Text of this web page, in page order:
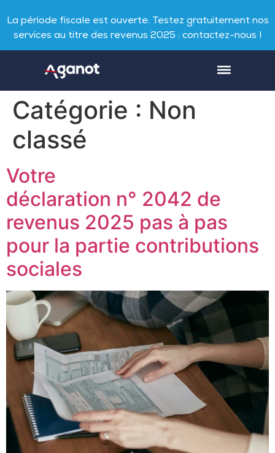
La période fiscale est ouverte. Testez gratuitement nos
services au titre des revenus 2025 : contactez-nous !
Catégorie : Non
classé
Votre
déclaration n° 2042 de
revenus 2025 pas à pas
pour la partie contributions
sociales